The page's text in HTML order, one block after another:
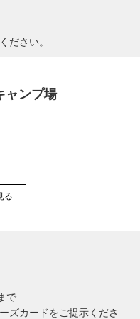
ださい。
ャンプ場
る
で
ズカードをご提示くださ